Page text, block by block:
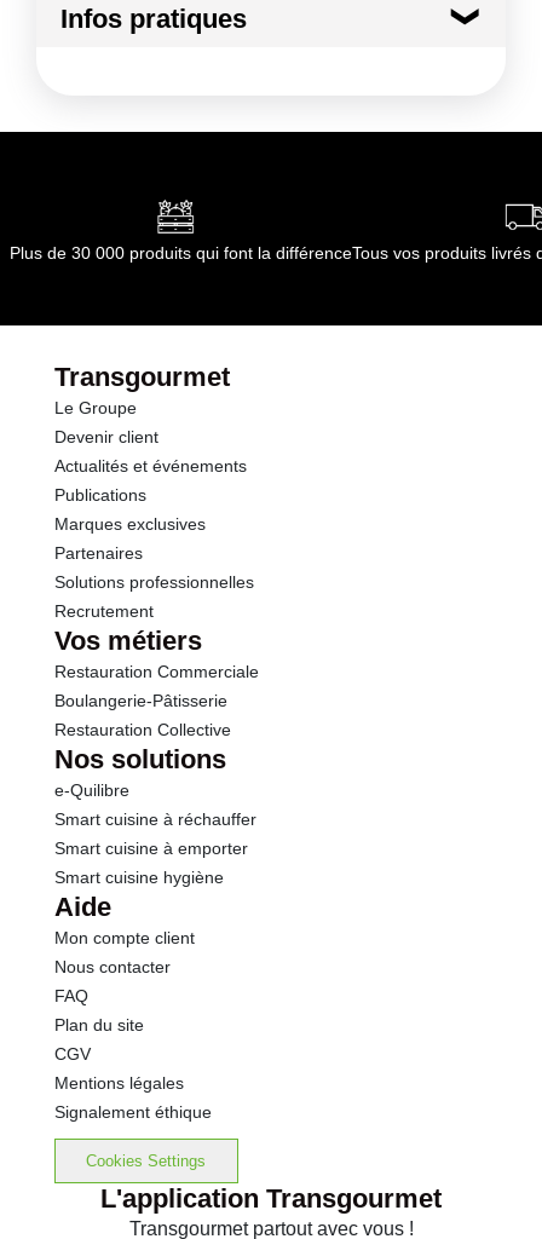
Non applicable
Infos pratiques
Durée totale du produit :Non définie
Opérations
Plus de 30 000 produits qui font la différenceTous vos produits livrés
Transgourmet
Le Groupe
Devenir client
Actualités et événements
Publications
Marques exclusives
Partenaires
Solutions professionnelles
Recrutement
Vos métiers
Restauration Commerciale
Boulangerie-Pâtisserie
Restauration Collective
Nos solutions
e-Quilibre
Smart cuisine à réchauffer
Smart cuisine à emporter
Smart cuisine hygiène
Aide
Mon compte client
Nous contacter
FAQ
Plan du site
CGV
Mentions légales
Signalement éthique
Cookies Settings
L'application Transgourmet
Transgourmet partout avec vous !